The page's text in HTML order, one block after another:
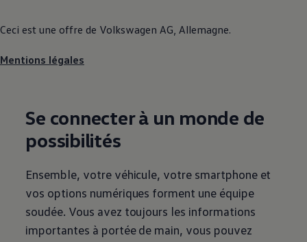
Ceci est une offre de Volkswagen AG, Allemagne.
Mentions légales
Se connecter à un monde de
possibilités
Ensemble, votre véhicule, votre smartphone et
vos options numériques forment une équipe
soudée. Vous avez toujours les informations
importantes à portée de main, vous pouvez